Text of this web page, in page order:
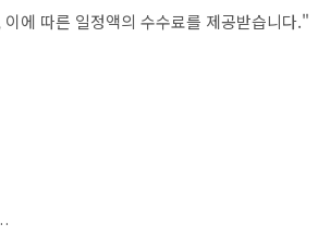
에 따른 일정액의 수수료를 제공받습니다."